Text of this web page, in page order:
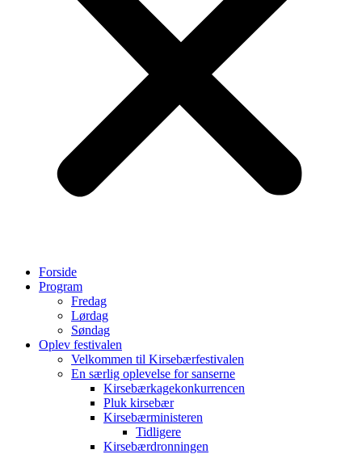
Forside
Program
Fredag
Lørdag
Søndag
Oplev festivalen
Velkommen til Kirsebærfestivalen
En særlig oplevelse for sanserne
Kirsebærkagekonkurrencen
Pluk kirsebær
Kirsebærministeren
Tidligere
Kirsebærdronningen